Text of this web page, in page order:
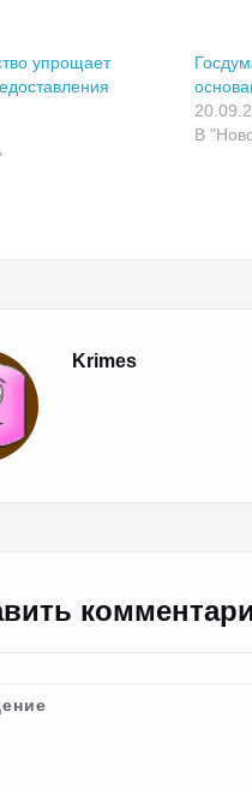
упрощает
В
Krimes